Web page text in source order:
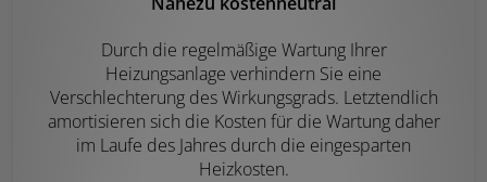
Durch die regelmäßige Wartung Ihrer
Heizungsanlage verhindern Sie eine
Verschlechterung des Wirkungsgrads. Letztendlich
amortisieren sich die Kosten für die Wartung daher
im Laufe des Jahres durch die eingesparten
Heizkosten.